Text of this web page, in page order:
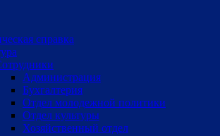
справка
Администрация
Бухгалтерия
Отдел молодежной политики
Отдел культуры
Хозяйственный отдел